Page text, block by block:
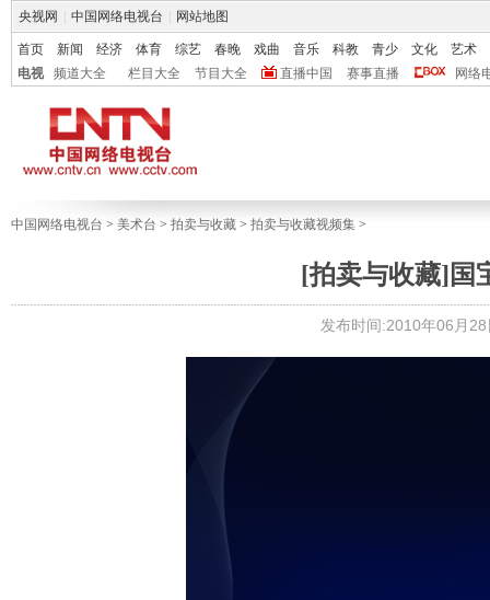
央视网 中国网络电视台 网站地图
首页 新闻 经济 体育 综艺 春晚 戏曲 音乐 科教 青少 文化
艺术
电视
频道大全 栏目大全 节目大全 直播中国 赛事直播 网络
中国网络电视台 > 美术台 > 拍卖与收藏 > 拍卖与收藏视频集 >
[拍卖与收藏]国
发布时间:2010年06月